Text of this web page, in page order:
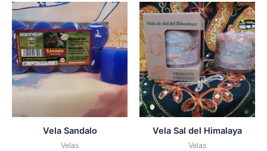
Vela Sandalo
Velas
Rango
de
precios:
desde
1,00 €
hasta
Este
producto
tiene
múltiples
variantes.
opciones
Vela Sal del Himalaya
Velas